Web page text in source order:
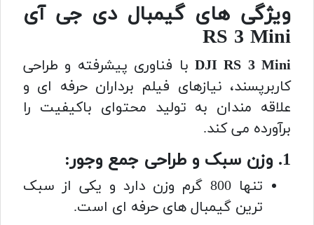
ویژگی های گیمبال دی جی آی
RS 3 Mini
DJI RS 3 Mini با فناوری پیشرفته و طراحی
کاربرپسند، نیازهای فیلم برداران حرفه ای و
علاقه مندان به تولید محتوای باکیفیت را
برآورده می کند.
1. وزن سبک و طراحی جمع وجور:
تنها 800 گرم وزن دارد و یکی از سبک
ترین گیمبال های حرفه ای است.